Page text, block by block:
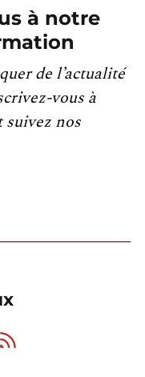
à notre
de l’actualité
vous à
nos